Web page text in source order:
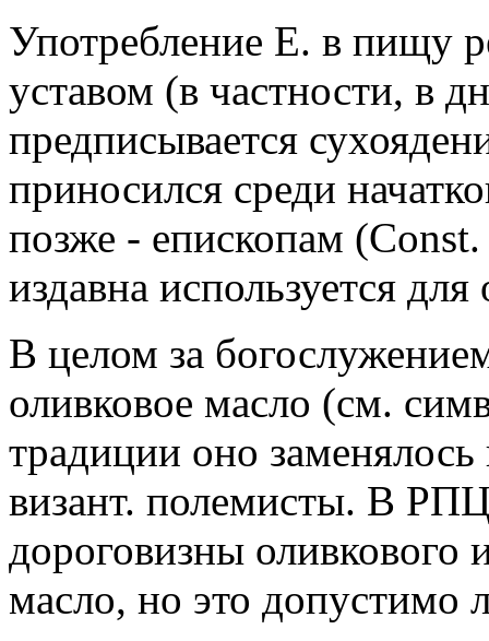
Употребление Е. в пищу
уставом (в частности, в
предписывается
приносился среди
позже - епископам
издавна используется
В целом за
оливковое масло (см.
традиции оно
визант. полемисты. В
дороговизны оливкового
масло, но это допустимо